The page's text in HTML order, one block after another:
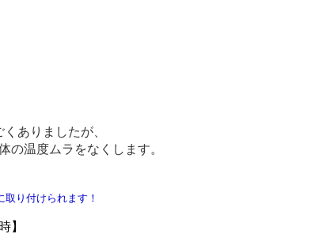
ありましたが、
の温度ムラをなくします。
り付けられます！
】